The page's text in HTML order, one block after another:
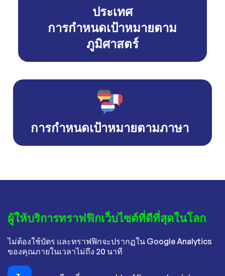
ประเทศ
การกำหนดเป้าหมายตาม
ภูมิศาสตร์
การกำหนดเป้าหมายตามภาษา
ผู้ให้บริการทราฟฟิกเว็บไซต์ที่ดีที่สุดในโลก
ไม่ต้องใช้บัตร และทราฟฟิกจะปรากฏใน Google Analytics
ของคุณภายในเวลาไม่ถึง 20 นาที